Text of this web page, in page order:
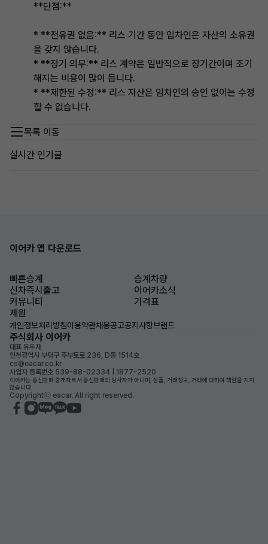
**단점:**
* **전유권 없음:** 리스 기간 동안 임차인은 자산의 소유권
을 갖지 않습니다.
* **장기 의무:** 리스 계약은 일반적으로 장기간이며 조기
해지는 비용이 많이 듭니다.
* **제한된 수정:** 리스 자산은 임차인의 승인 없이는 수정
할 수 없습니다.
목록 이동
실시간 인기글
이어카 앱 다운로드
빠른승계
승계차량
신차즉시출고
이어카소식
커뮤니티
가격표
제원
개인정보처리방침이용약관채용공고공지사항브랜드
주식회사 이어카
대표 유우재
인천광역시 부평구 주부토로 236, D동 1514호
cs@eacar.co.kr
사업자 등록번호 539-88-02334 | 1877-2520
이어카는 통신판매 중개자로서 통신판매의 당사자가 아니며, 상품, 거래정보, 거래에 대하여 책임을 지지
않습니다.
Copyrightⓒ eacar. All right reserved.